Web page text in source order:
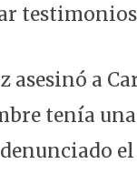
testimonios
asesinó a
tenía
el